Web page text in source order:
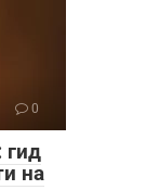
0
на